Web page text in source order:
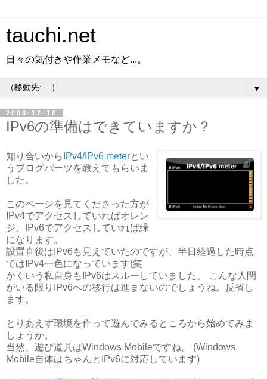
tauchi.net
日々の気付きや作業メモなど...。
▼
2008-12-16
IPv6の準備はできていますか？
知り合いから IPv4/IPv6 meterとい
うブログパーツを教えてもらいま
した。
このページを見てくださった方が
IPv4でアクセスしていればオレン
ジ、IPv6でアクセスしていれば緑
になります。
設置直後はIPv6も見えていたのですが、半日経過した時点
ではIPv4一色になっています(笑
かくいう私自身もIPv6はスルーしていました。 こんな人間
がいる限りIPv6への移行は進まないのでしょうね。反省し
ます。
とりあえず環境を作って遊んでみるところから始めてみま
しょうか。
当然、遊び道具はWindows Mobileですね。 (Windows
Mobile自体はちゃんとIPv6に対応しています)